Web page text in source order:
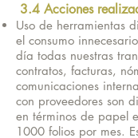
3.4 Acciones
Uso de herramientas
el consumo
día todas nuestras
contratos, facturas,
comunicaciones
con proveedores son
en términos de papel
1000 folios por mes.